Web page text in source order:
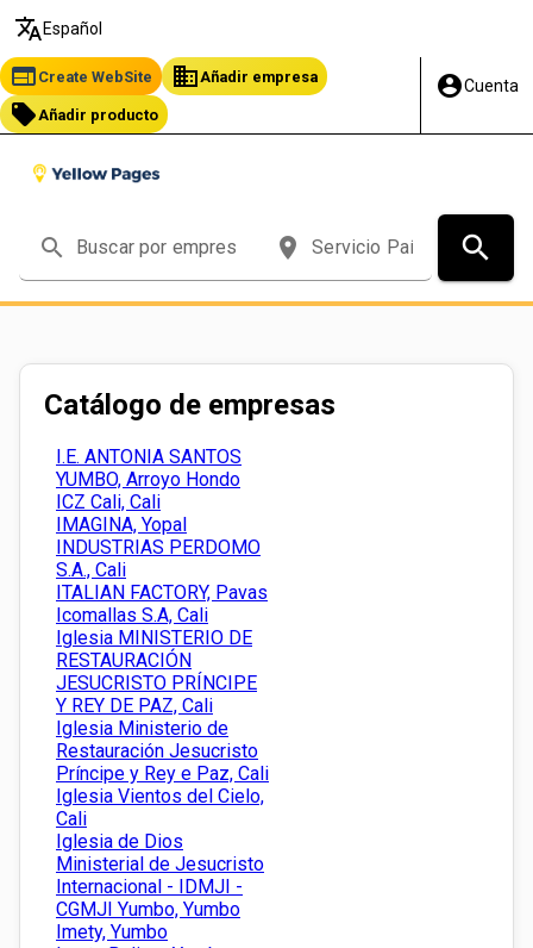
translate Español
web Create WebSite business Añadir empresa
local_offer Añadir producto
account_circleCuenta
search place search
Catálogo de empresas
I.E. ANTONIA SANTOS
YUMBO, Arroyo Hondo
ICZ Cali, Cali
IMAGINA, Yopal
INDUSTRIAS PERDOMO
S.A., Cali
ITALIAN FACTORY, Pavas
Icomallas S.A, Cali
Iglesia MINISTERIO DE
RESTAURACIÓN
JESUCRISTO PRÍNCIPE
Y REY DE PAZ, Cali
Iglesia Ministerio de
Restauración Jesucristo
Príncipe y Rey e Paz, Cali
Iglesia Vientos del Cielo,
Cali
Iglesia de Dios
Ministerial de Jesucristo
Internacional - IDMJI -
CGMJI Yumbo, Yumbo
Imety, Yumbo